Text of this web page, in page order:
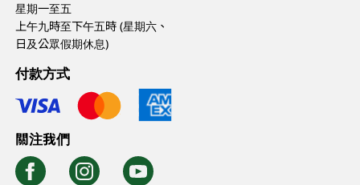
星期一至五
上午九時至下午五時 (星期六、
日及公眾假期休息)
付款方式
關注我們